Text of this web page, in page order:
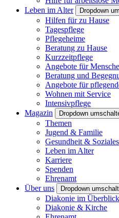
Leben im Alter
Dropdown
Hilfen für zu Hause
Tagespflege
Pflegeheime
Beratung zu Hause
Kurzzeitpflege
Angebote für
Beratung und
Angebote für
Wohnen mit Service
Intensivpflege
Magazin
Dropdown
Themen
Jugend & Familie
Gesundheit & Soziales
Leben im Alter
Karriere
Spenden
Ehrenamt
Über uns
Dropdown
Diakonie im Überblick
Diakonie & Kirche